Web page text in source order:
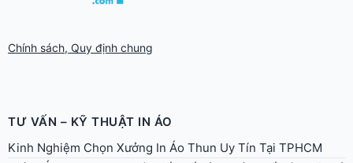
Chính sách, Quy định chung
TƯ VẤN – KỸ THUẬT IN ÁO
Kinh Nghiệm Chọn Xưởng In Áo Thun Uy Tín Tại TPHCM